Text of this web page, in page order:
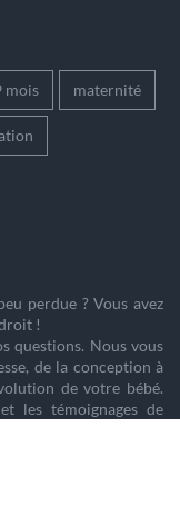
mois maternité
perdue ? Vous avez
!
questions. Nous vous
, de la conception à
de votre bébé.
les témoignages de